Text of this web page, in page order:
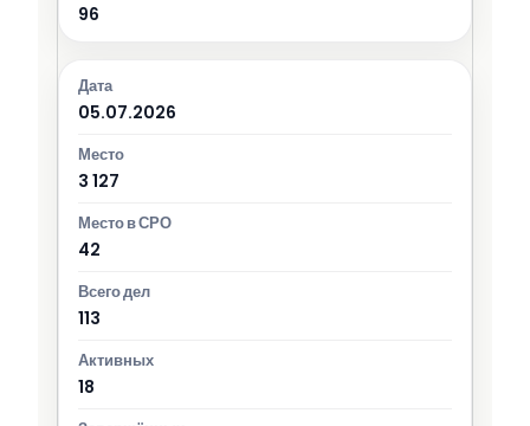
96
05.07.2026
3 127
42
113
18